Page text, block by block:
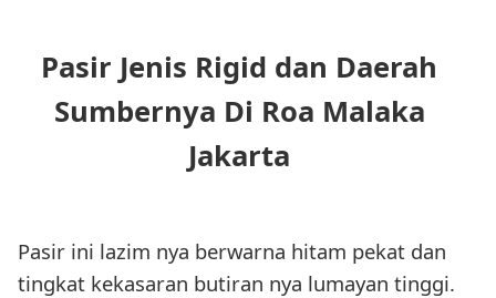
Pasir Jenis Rigid dan Daerah
Sumbernya Di Roa Malaka
Jakarta
Pasir ini lazim nya berwarna hitam pekat dan
tingkat kekasaran butiran nya lumayan tinggi.